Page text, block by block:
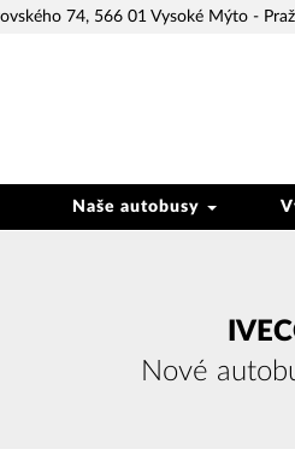
74, 566 01 Vysoké Mýto -
Naše autobusy
Nové